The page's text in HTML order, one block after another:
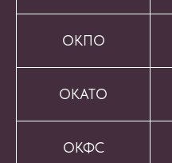
ОКПО
ОКАТО
ОКФС